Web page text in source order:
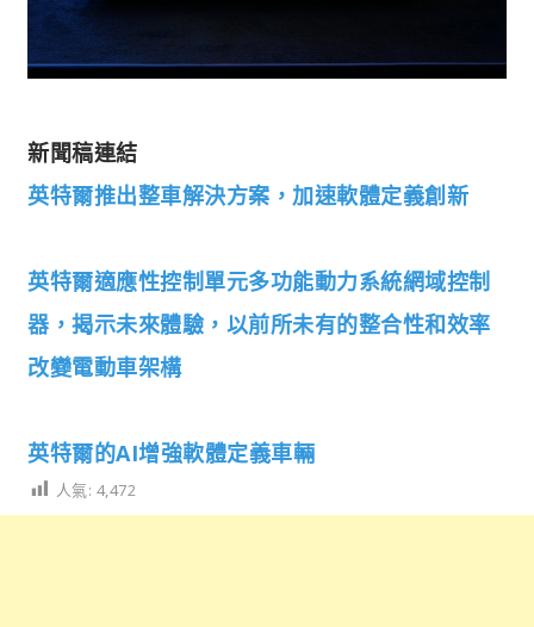
新聞稿連結
英特爾推出整車解決方案，加速軟體定義創新
英特爾適應性控制單元多功能動力系統網域控制
器，揭示未來體驗，以前所未有的整合性和效率
改變電動車架構
英特爾的AI增強軟體定義車輛
人氣: 4,472